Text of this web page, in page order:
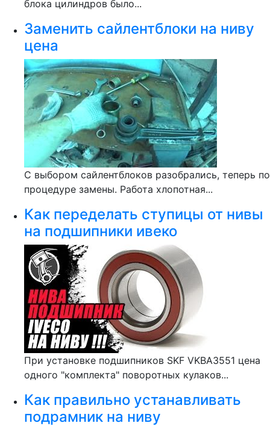
блока цилиндров было...
Заменить сайлентблоки на ниву
цена
С выбором сайлентблоков разобрались, теперь по
процедуре замены. Работа хлопотная...
Как переделать ступицы от нивы
на подшипники ивеко
При установке подшипников SKF VKBA3551 цена
одного "комплекта" поворотных кулаков...
Как правильно устанавливать
подрамник на ниву